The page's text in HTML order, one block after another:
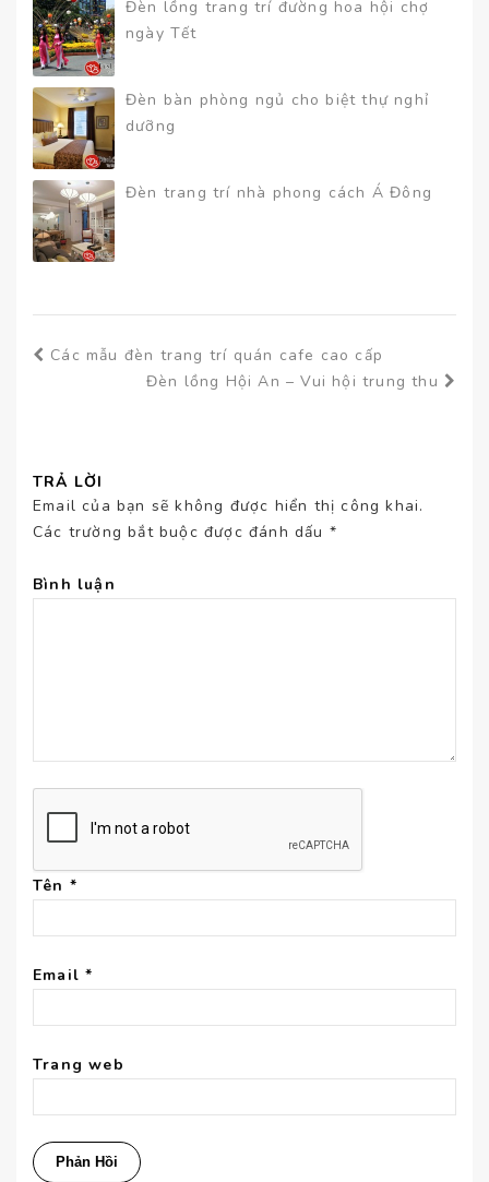
Đèn lồng trang trí đường hoa hội chợ
ngày Tết
Đèn bàn phòng ngủ cho biệt thự nghỉ
dưỡng
Đèn trang trí nhà phong cách Á Đông
Các mẫu đèn trang trí quán cafe cao cấp
Đèn lồng Hội An – Vui hội trung thu
TRẢ LỜI
Email của bạn sẽ không được hiển thị công khai.
Các trường bắt buộc được đánh dấu *
Bình luận
Tên *
Email*
Trang web